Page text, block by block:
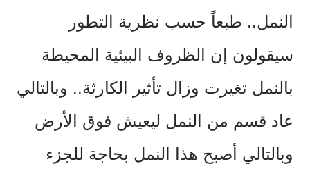
النمل.. طبعاً حسب نظرية التطور
سيقولون إن الظروف البيئية المحيطة
بالنمل تغيرت وزال تأثير الكارثة.. وبالتالي
عاد قسم من النمل ليعيش فوق الأرض
وبالتالي أصبح هذا النمل بحاجة للجزء